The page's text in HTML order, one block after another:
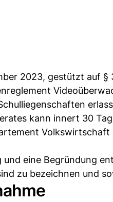
2023, gestützt auf
kann innert 30
Volkswirtschaft
und eine Begründung
zu bezeichnen und